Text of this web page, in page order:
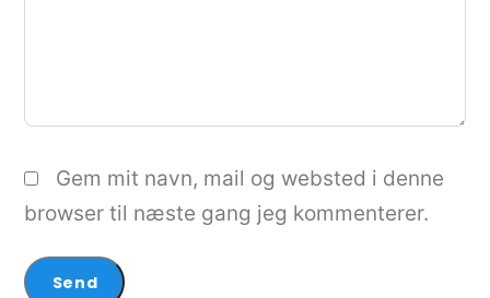
Gem mit navn, mail og websted i denne
browser til næste gang jeg kommenterer.